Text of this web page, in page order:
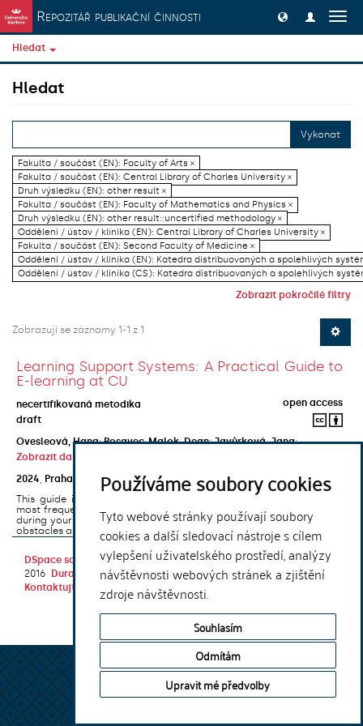
Používáme soubory cookies
Tyto webové stránky používají soubory
cookies a další sledovací nástroje s cílem
vylepšení uživatelského prostředí, analýzy
návštěvnosti webových stránek a zjištění
zdroje návštěvnosti.
Souhlasím
Odmítám
Upravit mé předvolby
Přeskočit na obsah
Repozitář publikační činnosti
Hledat
Hledat
Vykonat
Fakulta / součást (EN): Faculty of Arts ×
Fakulta / součást (EN): Central Library of Charles University ×
Druh výsledku (EN): other result ×
Fakulta / součást (EN): Faculty of Mathematics and Physics ×
Druh výsledku (EN): other result::uncertified methodology ×
Oddělení / ústav / klinika (EN): Central Library of Charles University ×
Fakulta / součást (EN): Second Faculty of Medicine ×
Oddělení / ústav / klinika (EN): Katedra distribuovaných a spolehlivých
Oddělení / ústav / klinika (CS): Katedra distribuovaných a spolehlivých
Zobrazit pokročilé filtry
Zobrazují se záznamy 1-1 z 1
Learning Support Systems: A Practical Guide to
E-learning at CU
necertifikovaná metodika
open access
draft
Ovesleová, Hana;Posavec-Malok, Dean;Javůrková, Jana;
Zobrazit další autory
2024
Praha
Univerzita Karlova, Nakladatelství Karolinum
This guide introduces the e-learning support tools that are used
most frequently at Charles University and that you may encounter
during your studies. It will also help you to avoid the most common
obstacles associated ...
DSpace softwarecopyright © 2002-
2016
DuraSpace
Kontaktujte nás
Vyjádření názoru
Theme by